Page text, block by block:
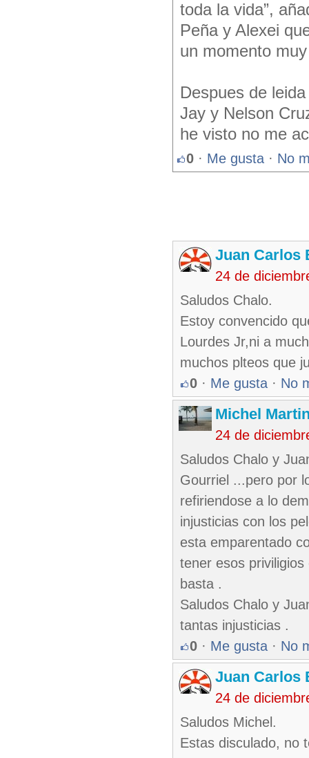
toda la vida”,
Peña y Alexei
un momento
Despues de
Jay y Nelson
he visto no me
0 · Me gusta · No
Juan Carlos
24 de
Saludos Chalo.
Estoy convencido
Lourdes Jr,ni a
muchos plteos que
0 · Me gusta · No
Michel
24 de
Saludos Chalo y
Gourriel ...pero por
refiriendose a lo
injusticias con los
esta emparentado
tener esos
basta .
Saludos Chalo y
tantas injusticias .
0 · Me gusta · No
Juan Carlos
24 de
Saludos Michel.
Estas disculado, no